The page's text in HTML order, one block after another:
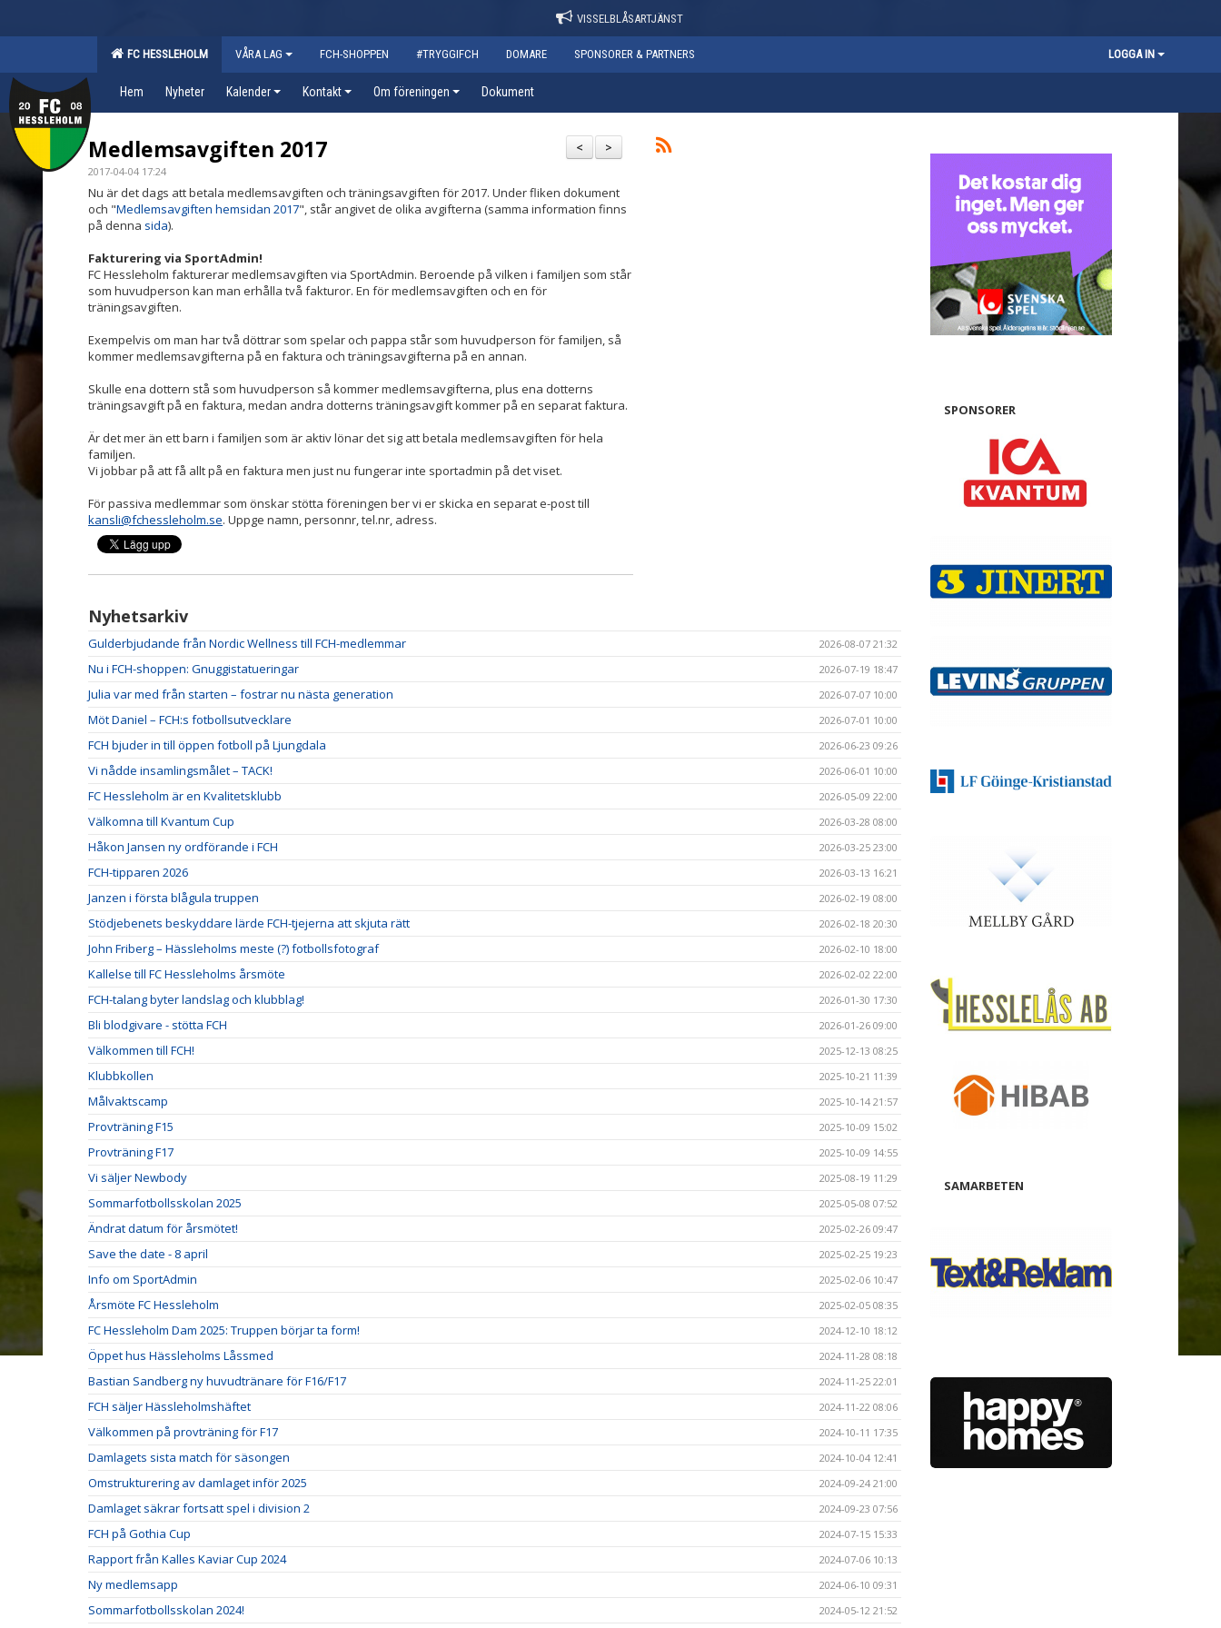
VISSELBLÅSARTJÄNST
FC HESSLEHOLM VÅRA LAG FCH-SHOPPEN #TRYGGIFCH DOMARE SPONSORER & PARTNERS LOGGA IN
Hem Nyheter Kalender Kontakt Om föreningen Dokument
>
<
Medlemsavgiften 2017
2017-04-04 17:24
Nu är det dags att betala medlemsavgiften och träningsavgiften för 2017. Under fliken dokument
och "Medlemsavgiften hemsidan 2017", står angivet de olika avgifterna (samma information finns
på denna sida).
Fakturering via SportAdmin!
FC Hessleholm fakturerar medlemsavgiften via SportAdmin. Beroende på vilken i familjen som står
som huvudperson kan man erhålla två fakturor. En för medlemsavgiften och en för
träningsavgiften.
Exempelvis om man har två döttrar som spelar och pappa står som huvudperson för familjen, så
kommer medlemsavgifterna på en faktura och träningsavgifterna på en annan.
Skulle ena dottern stå som huvudperson så kommer medlemsavgifterna, plus ena dotterns
träningsavgift på en faktura, medan andra dotterns träningsavgift kommer på en separat faktura.
Är det mer än ett barn i familjen som är aktiv lönar det sig att betala medlemsavgiften för hela
familjen.
Vi jobbar på att få allt på en faktura men just nu fungerar inte sportadmin på det viset.
För passiva medlemmar som önskar stötta föreningen ber vi er skicka en separat e-post till
kansli@fchessleholm.se. Uppge namn, personnr, tel.nr, adress.
Nyhetsarkiv
Gulderbjudande från Nordic Wellness till FCH-medlemmar 2026-08-07 21:32
Nu i FCH-shoppen: Gnuggistatueringar 2026-07-19 18:47
Julia var med från starten – fostrar nu nästa generation 2026-07-07 10:00
Möt Daniel – FCH:s fotbollsutvecklare 2026-07-01 10:00
FCH bjuder in till öppen fotboll på Ljungdala 2026-06-23 09:26
Vi nådde insamlingsmålet – TACK! 2026-06-01 10:00
FC Hessleholm är en Kvalitetsklubb 2026-05-09 22:00
Välkomna till Kvantum Cup 2026-03-28 08:00
Håkon Jansen ny ordförande i FCH 2026-03-25 23:00
FCH-tipparen 2026 2026-03-13 16:21
Janzen i första blågula truppen 2026-02-19 08:00
Stödjebenets beskyddare lärde FCH-tjejerna att skjuta rätt 2026-02-18 20:30
John Friberg – Hässleholms meste (?) fotbollsfotograf 2026-02-10 18:00
Kallelse till FC Hessleholms årsmöte 2026-02-02 22:00
FCH-talang byter landslag och klubblag! 2026-01-30 17:30
Bli blodgivare - stötta FCH 2026-01-26 09:00
Välkommen till FCH! 2025-12-13 08:25
Klubbkollen 2025-10-21 11:39
Målvaktscamp 2025-10-14 21:57
Provträning F15 2025-10-09 15:02
Provträning F17 2025-10-09 14:55
Vi säljer Newbody 2025-08-19 11:29
Sommarfotbollsskolan 2025 2025-05-08 07:52
Ändrat datum för årsmötet! 2025-02-26 09:47
Save the date - 8 april 2025-02-25 19:23
Info om SportAdmin 2025-02-06 10:47
Årsmöte FC Hessleholm 2025-02-05 08:35
FC Hessleholm Dam 2025: Truppen börjar ta form! 2024-12-10 18:12
Öppet hus Hässleholms Låssmed 2024-11-28 08:18
Bastian Sandberg ny huvudtränare för F16/F17 2024-11-25 22:01
FCH säljer Hässleholmshäftet 2024-11-22 08:06
Välkommen på provträning för F17 2024-10-11 17:35
Damlagets sista match för säsongen 2024-10-04 12:41
Omstrukturering av damlaget inför 2025 2024-09-24 21:00
Damlaget säkrar fortsatt spel i division 2 2024-09-23 07:56
FCH på Gothia Cup 2024-07-15 15:33
Rapport från Kalles Kaviar Cup 2024 2024-07-06 10:13
Ny medlemsapp 2024-06-10 09:31
Sommarfotbollsskolan 2024! 2024-05-12 21:52
SPONSORER
SAMARBETEN